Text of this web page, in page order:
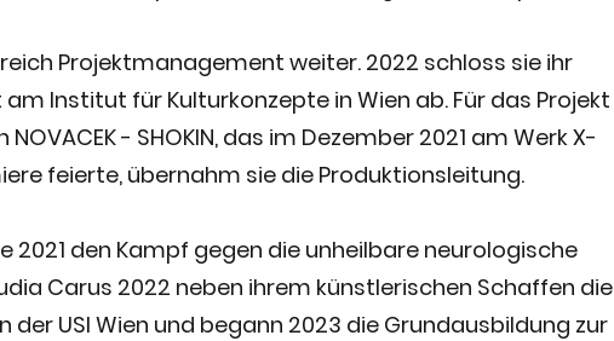
Projektmanagement weiter. 2022 schloss sie ihr
Institut für Kulturkonzepte in Wien ab. Für das Projekt
NOVACEK - SHOKIN, das im Dezember 2021 am Werk X-
feierte, übernahm sie die Produktionsleitung.
2021 den Kampf gegen die unheilbare neurologische
Carus 2022 neben ihrem künstlerischen Schaffen die
USI Wien und begann 2023 die Grundausbildung zur